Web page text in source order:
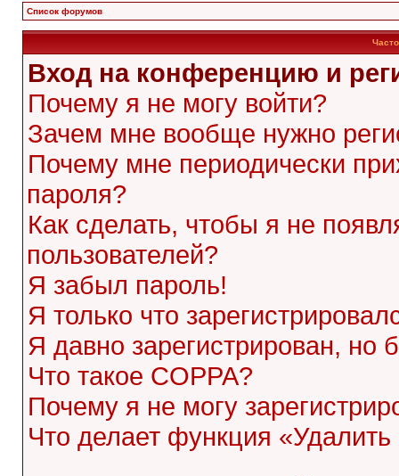
Список форумов
Вход на конференцию и
Почему я не могу войти?
Зачем мне вообще нужно
Почему мне периодически
пароля?
Как сделать, чтобы я не
пользователей?
Я забыл пароль!
Я только что
Я давно зарегистрирован, но
Что такое COPPA?
Почему я не могу
Что делает функция